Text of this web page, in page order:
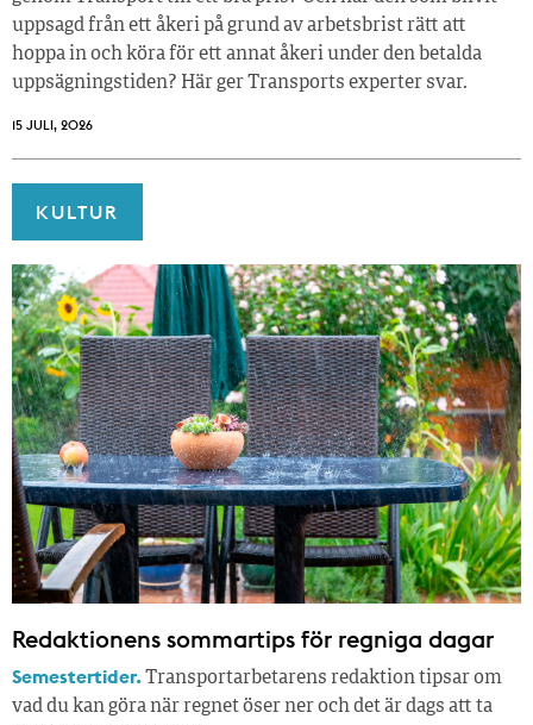
uppsagd från ett åkeri på grund av arbetsbrist rätt att
hoppa in och köra för ett annat åkeri under den betalda
uppsägningstiden? Här ger Transports experter svar.
15 JULI, 2026
KULTUR
Redaktionens sommar­tips för regniga dagar
Semestertider.Transportarbetarens redaktion tipsar om
vad du kan göra när regnet öser ner och det är dags att ta